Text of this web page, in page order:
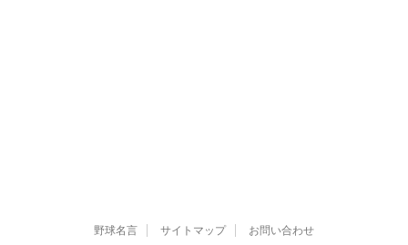
野球名言 サイトマップ お問い合わせ